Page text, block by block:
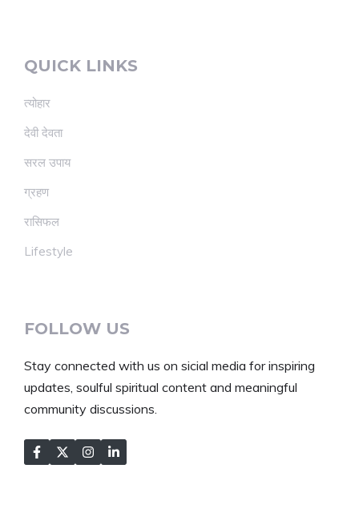
QUICK LINKS
त्योहार
देवी देवता
सरल उपाय
ग्रहण
रासिफल
Lifestyle
FOLLOW US
Stay connected with us on sicial media for inspiring
updates, soulful spiritual content and meaningful
community discussions.